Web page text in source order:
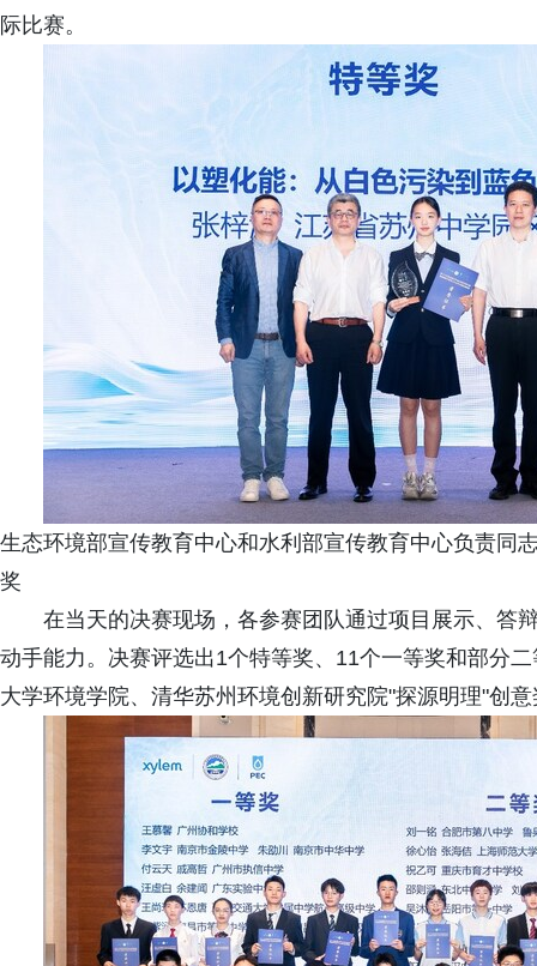
际比赛。
生态环境部宣传教育中心和水利部宣传教育中心负责同
奖
在当天的决赛现场，各参赛团队通过项目展示、答
动手能力。决赛评选出1个特等奖、11个一等奖和部分
大学环境学院、清华苏州环境创新研究院"探源明理"创